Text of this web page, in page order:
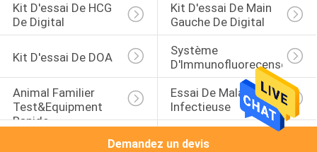
Kit D'essai De HCG
De Digital
Kit D'essai De Main
Gauche De Digital
Kit D'essai De DOA
Système
D'Immunofluorecense
Animal Familier
Test&Equipment
Rapide
Essai De Maladie
Infectieuse
Normale
Demandez un devis